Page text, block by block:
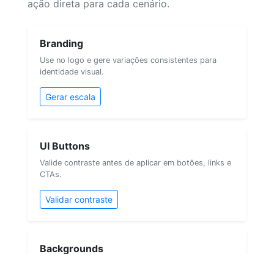
ação direta para cada cenário.
Branding
Use no logo e gere variações consistentes para
identidade visual.
Gerar escala
UI Buttons
Valide contraste antes de aplicar em botões, links e
CTAs.
Validar contraste
Backgrounds